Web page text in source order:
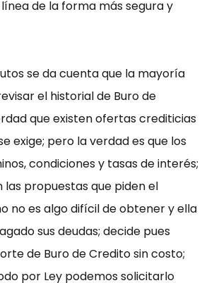
de la forma más segura y
se da cuenta que la mayoría
el historial de Buro de
que existen ofertas crediticias
exige; pero la verdad es que los
condiciones y tasas de interés;
las propuestas que piden el
no es algo difícil de obtener y ella
sus deudas; decide pues
de Buro de Credito sin costo;
por Ley podemos solicitarlo